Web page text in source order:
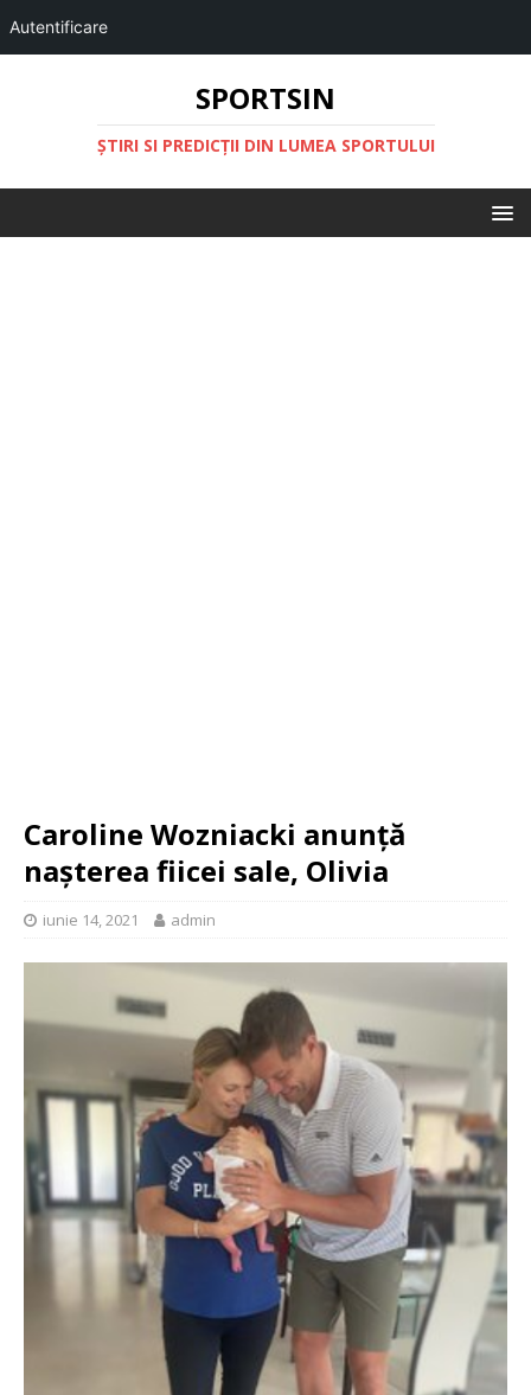
Autentificare
SPORTSIN
ŞTIRI SI PREDICŢII DIN LUMEA SPORTULUI
Caroline Wozniacki anunță
nașterea fiicei sale, Olivia
iunie 14, 2021 admin